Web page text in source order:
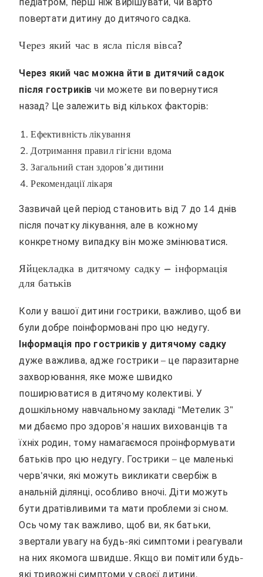
повертати дитину до дитячого садка.
Через який час в ясла після вівса?
Через який час можна йти в дитячий садок
після гостриків чи можете ви повернутися
назад? Це залежить від кількох факторів:
Ефективність лікування
Дотримання правил гігієни вдома
Загальний стан здоров’я дитини
Рекомендації лікаря
Зазвичай цей період становить від 7 до 14 днів
після початку лікування, але в кожному
конкретному випадку він може змінюватися.
Яйцекладка в дитячому садку – інформація
для батьків
Коли у вашої дитини гострики, важливо, щоб ви
були добре поінформовані про цю недугу.
Інформація про гостриків у дитячому садку
дуже важлива, адже гострики – це паразитарне
захворювання, яке може швидко
поширюватися в дитячому колективі. У
дошкільному навчальному закладі “Метелик 3”
ми дбаємо про здоров’я наших вихованців та
їхніх родин, тому намагаємося проінформувати
батьків про цю недугу. Гострики – це маленькі
черв’ячки, які можуть викликати свербіж в
анальній ділянці, особливо вночі. Діти можуть
бути дратівливими та мати проблеми зі сном.
Ось чому так важливо, щоб ви, як батьки,
звертали увагу на будь-які симптоми і реагували
на них якомога швидше. Якщо ви помітили будь-
які тривожні симптоми у своєї дитини,